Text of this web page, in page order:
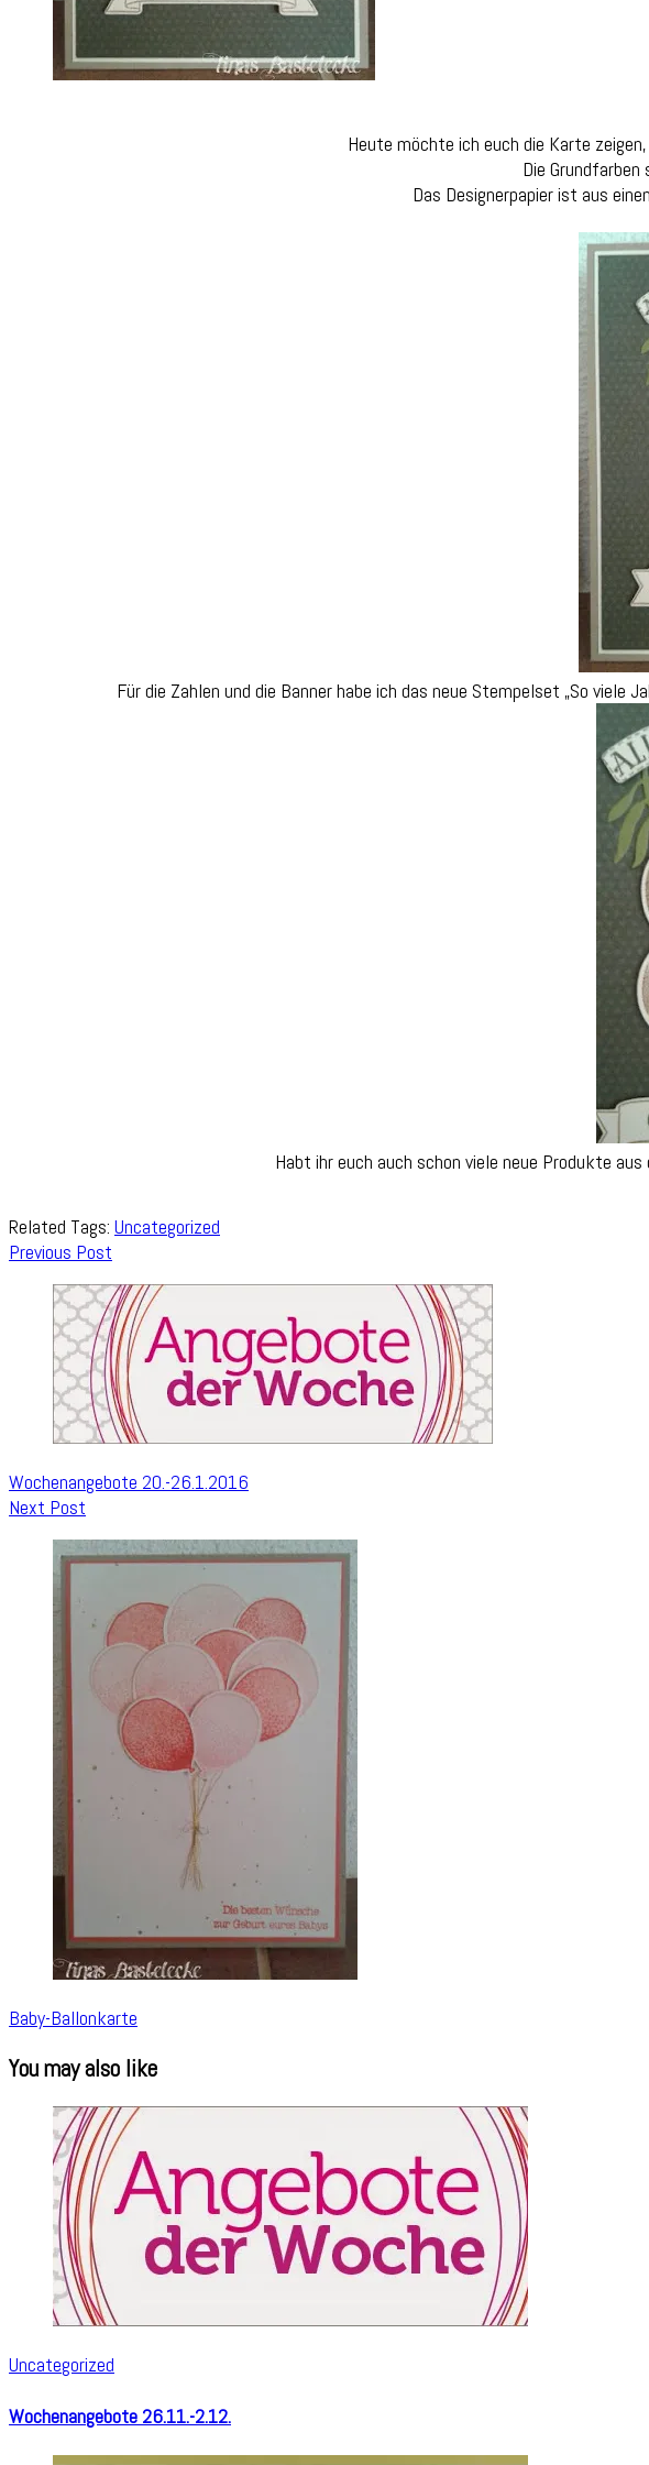
Heute möchte ich euch die Karte
Die
Das Designerpapier ist aus
Für die Zahlen und die Banner habe ich das neue Stempelset „So viele
Habt ihr euch auch schon viele neue Produkte
Related Tags: Uncategorized
Post
Previous Post
Wochenangebote 20.-26.1.2016
Next Post
Baby-Ballonkarte
You may also like
Uncategorized
Wochenangebote 26.11.-2.12.